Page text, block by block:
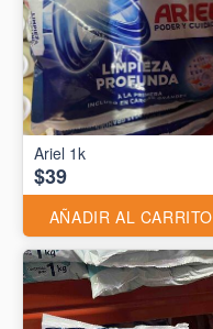
Ariel 1k
$39
AÑADIR AL CARRITO